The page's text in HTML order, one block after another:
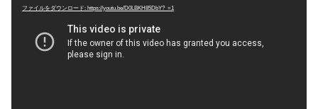
ファイルをダウンロード: https://youtu.be/D0LBKH85DbY?_=1